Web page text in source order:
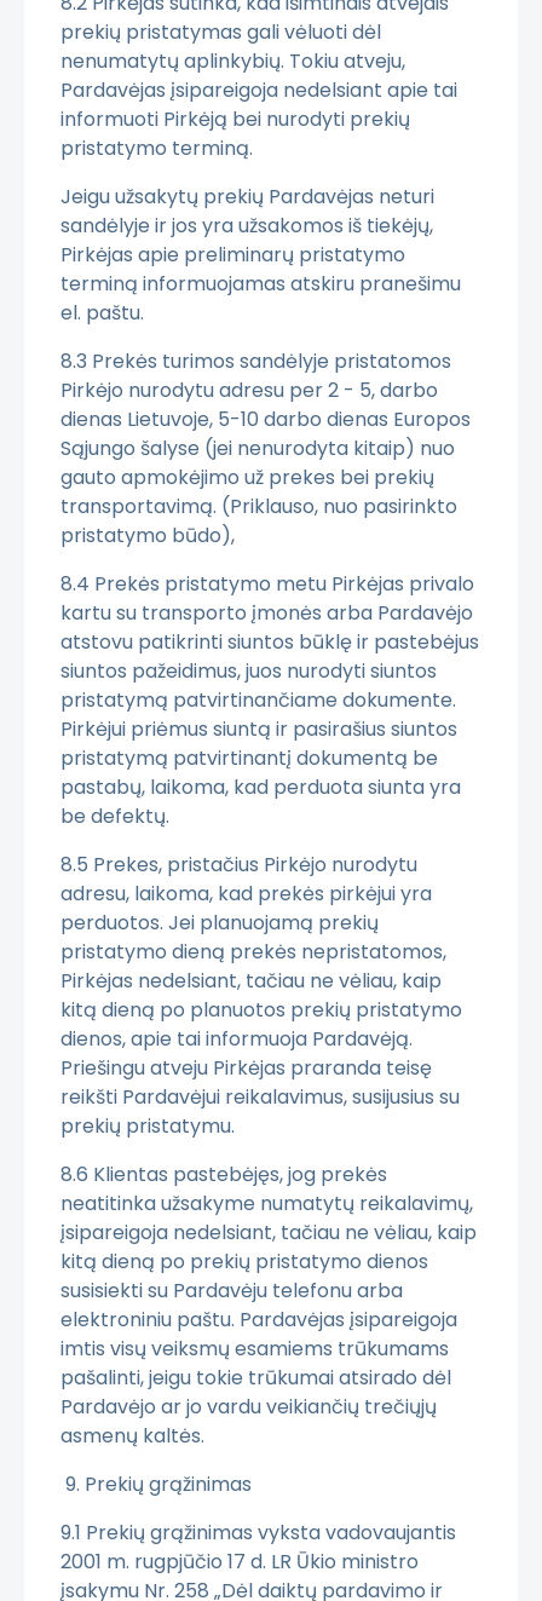
prekių pristatymas gali vėluoti dėl
nenumatytų aplinkybių. Tokiu atveju,
Pardavėjas įsipareigoja nedelsiant apie tai
informuoti Pirkėją bei nurodyti prekių
pristatymo terminą.
Jeigu užsakytų prekių Pardavėjas neturi
sandėlyje ir jos yra užsakomos iš tiekėjų,
Pirkėjas apie preliminarų pristatymo
terminą informuojamas atskiru pranešimu
el. paštu.
8.3 Prekės turimos sandėlyje pristatomos
Pirkėjo nurodytu adresu per 2 - 5, darbo
dienas Lietuvoje, 5-10 darbo dienas Europos
Sąjungo šalyse (jei nenurodyta kitaip) nuo
gauto apmokėjimo už prekes bei prekių
transportavimą. (Priklauso, nuo pasirinkto
pristatymo būdo),
8.4 Prekės pristatymo metu Pirkėjas privalo
kartu su transporto įmonės arba Pardavėjo
atstovu patikrinti siuntos būklę ir pastebėjus
siuntos pažeidimus, juos nurodyti siuntos
pristatymą patvirtinančiame dokumente.
Pirkėjui priėmus siuntą ir pasirašius siuntos
pristatymą patvirtinantį dokumentą be
pastabų, laikoma, kad perduota siunta yra
be defektų.
8.5 Prekes, pristačius Pirkėjo nurodytu
adresu, laikoma, kad prekės pirkėjui yra
perduotos. Jei planuojamą prekių
pristatymo dieną prekės nepristatomos,
Pirkėjas nedelsiant, tačiau ne vėliau, kaip
kitą dieną po planuotos prekių pristatymo
dienos, apie tai informuoja Pardavėją.
Priešingu atveju Pirkėjas praranda teisę
reikšti Pardavėjui reikalavimus, susijusius su
prekių pristatymu.
8.6 Klientas pastebėjęs, jog prekės
neatitinka užsakyme numatytų reikalavimų,
įsipareigoja nedelsiant, tačiau ne vėliau, kaip
kitą dieną po prekių pristatymo dienos
susisiekti su Pardavėju telefonu arba
elektroniniu paštu. Pardavėjas įsipareigoja
imtis visų veiksmų esamiems trūkumams
pašalinti, jeigu tokie trūkumai atsirado dėl
Pardavėjo ar jo vardu veikiančių trečiųjų
asmenų kaltės.
9. Prekių grąžinimas
9.1 Prekių grąžinimas vyksta vadovaujantis
2001 m. rugpjūčio 17 d. LR Ūkio ministro
įsakymu Nr. 258 „Dėl daiktų pardavimo ir